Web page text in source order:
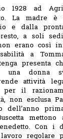
1928 ad
La madre è
e dalla
a soli
erano così
a
presenta
donna
attività
per il
esclusa
dell’anno
mettono
Con i
regolare